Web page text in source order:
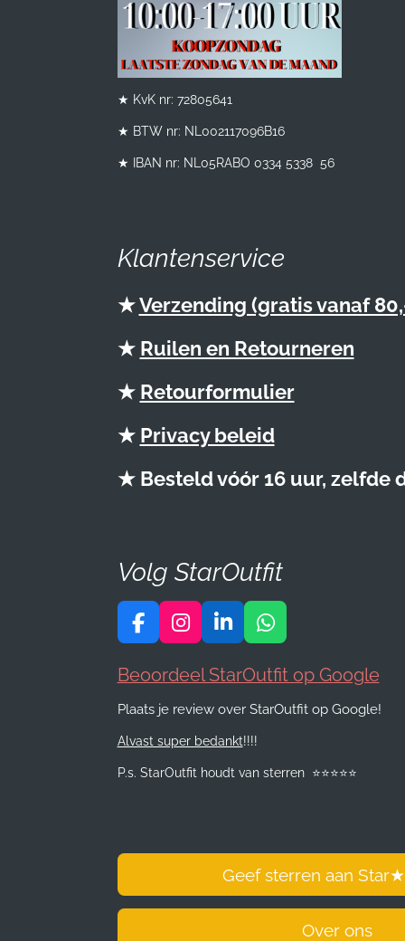
★ KvK nr: 72805641
★ BTW nr: NL002117096B16
★ IBAN nr: NL05RABO 0334 5338 56
Klantenservice
★Verzending (gratis vanaf
★ Ruilen en Retourneren
★ Retourformulier
★ Privacy beleid
★ Besteld vóór 16 uur, zelfde
Volg StarOutfit
F
c
b
o
k
I
s
a
r
a
L
n
e
I
n
W
a
s
p
Beoordeel StarOutfit op Google
Plaats je review over StarOutfit op Google!
Alvast super bedankt!!!!
P.s. StarOutfit houdt van sterren ⭐️⭐️⭐️⭐️⭐️
Geef sterren aan Star★
Over ons